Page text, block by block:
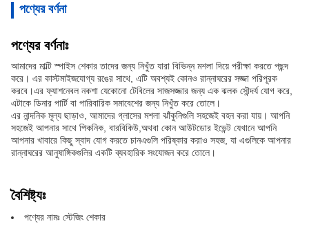
পণ্যের বর্ণনা
পণ্যের বর্ণনাঃ
আমাদের মাল্টি স্পাইস শেকার তাদের জন্য নিখুঁত যারা বিভিন্ন মশলা দিয়ে পরীক্ষা করতে পছন্দ
করে। এর কাস্টমাইজযোগ্য রঙের সাথে, এটি অবশ্যই কোনও রান্নাঘরের সজ্জা পরিপূরক
করবে।এর ফ্যাশনেবল নকশা যেকোনো টেবিলের সাজসজ্জার জন্য এক ঝলক সৌন্দর্য যোগ করে,
এটাকে ডিনার পার্টি বা পারিবারিক সমাবেশের জন্য নিখুঁত করে তোলে।
এর নান্দনিক মূল্য ছাড়াও, আমাদের গ্লাসের মশলা ঝাঁকুনিগুলি সহজেই বহন করা যায়। আপনি
সহজেই আপনার সাথে পিকনিক, বারবিকিউ,অথবা কোন আউটডোর ইভেন্ট যেখানে আপনি
আপনার খাবারে কিছু স্বাদ যোগ করতে চানএগুলি পরিষ্কার করাও সহজ, যা এগুলিকে আপনার
রান্নাঘরের আনুষাঙ্গিকগুলির একটি ব্যবহারিক সংযোজন করে তোলে।
বৈশিষ্ট্যঃ
পণ্যের নামঃ স্টেজিং শেকার